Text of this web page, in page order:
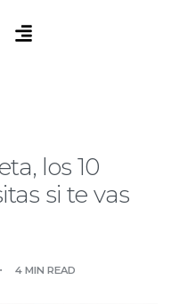
los 10
si te vas
4 MIN READ